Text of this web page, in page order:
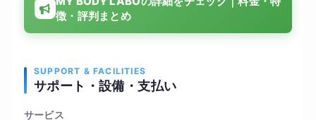
うようになりました。 設備も清潔感があり、落ち
着いてトレーニングできる環境です。 料金はやや
できる範囲だと思います。 全体的に満足度は高い
です。
徴・評判まとめ
SUPPORT & FACILITIES
サポート・設備・支払い
サービス